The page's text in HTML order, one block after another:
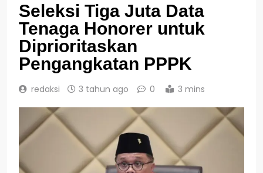
Seleksi Tiga Juta Data
Tenaga Honorer untuk
Diprioritaskan
Pengangkatan PPPK
redaksi 3 tahun ago 0 3 mins